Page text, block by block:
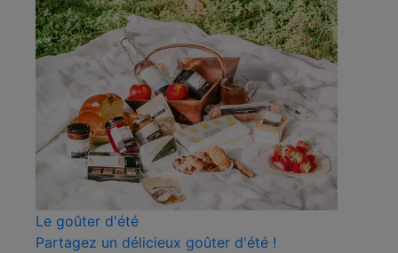
Le goûter d'été
Partagez un délicieux goûter d'été !